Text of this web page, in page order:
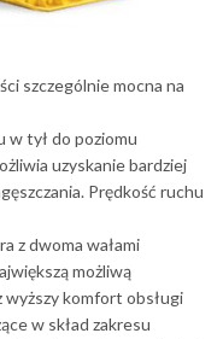
szczególnie mocna na
w tył do poziomu
uzyskanie bardziej
Prędkość ruchu
z dwoma wałami
możliwą
wyższy komfort obsługi
w skład zakresu